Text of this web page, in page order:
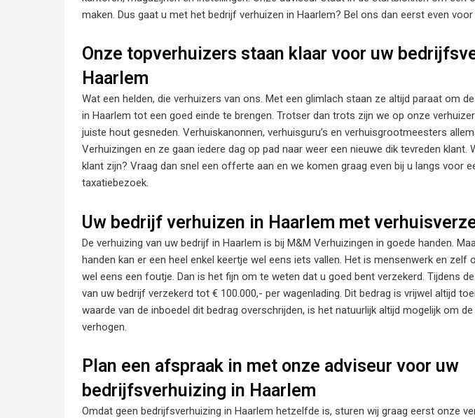
maken. Dus gaat u met het bedrijf verhuizen in Haarlem? Bel ons dan eerst even
Onze topverhuizers staan klaar voor uw
Haarlem
Wat een helden, die verhuizers van ons. Met een glimlach staan ze altijd paraat om
in Haarlem tot een goed einde te brengen. Trotser dan trots zijn we op onze
juiste hout gesneden. Verhuiskanonnen, verhuisguru’s en verhuisgrootmeesters
Verhuizingen en ze gaan iedere dag op pad naar weer een nieuwe dik tevreden klant.
klant zijn? Vraag dan snel een offerte aan en we komen graag even bij u langs voor
taxatiebezoek.
Uw bedrijf verhuizen in Haarlem met
De verhuizing van uw bedrijf in Haarlem is bij M&M Verhuizingen in goede handen.
handen kan er een heel enkel keertje wel eens iets vallen. Het is mensenwerk en zelf
wel eens een foutje. Dan is het fijn om te weten dat u goed bent verzekerd. Tijdens
van uw bedrijf verzekerd tot € 100.000,- per wagenlading. Dit bedrag is vrijwel altijd
waarde van de inboedel dit bedrag overschrijden, is het natuurlijk altijd mogelijk om
verhogen.
Plan een afspraak in met onze adviseur voor uw
bedrijfsverhuizing in Haarlem
Omdat geen bedrijfsverhuizing in Haarlem hetzelfde is, sturen wij graag eerst onze